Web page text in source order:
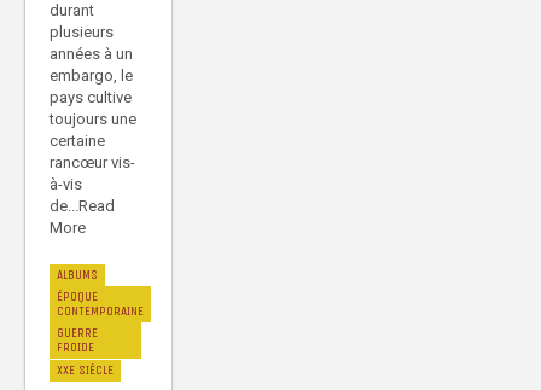
durant
plusieurs
années à un
embargo, le
pays cultive
toujours une
certaine
rancœur vis-
à-vis
de...Read
More
ALBUMS
ÉPOQUE
CONTEMPORAINE
GUERRE
FROIDE
XXE SIÈCLE